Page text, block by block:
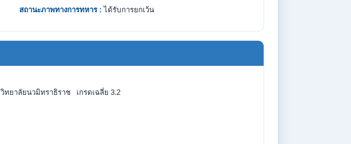
สถานะภาพทางการทหาร : ได้รับการยกเว้น
ยาลัยนวมิทราธิราช เกรดเฉลี่ย 3.2